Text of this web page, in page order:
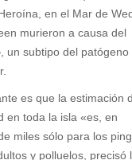
en el Mar de
murieron a causa del
, un subtipo del patógeno
es que la estimación
en toda la isla «es, en
miles sólo para los
y polluelos, precisó